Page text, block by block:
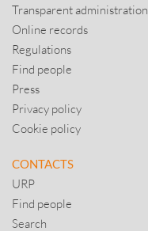
Transparent administration
Online records
Regulations
Find people
Press
Privacy policy
Cookie policy
CONTACTS
URP
Find people
Search